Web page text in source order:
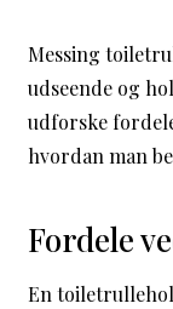
Messing
udseende og
udforske
hvordan man
Fordele
En